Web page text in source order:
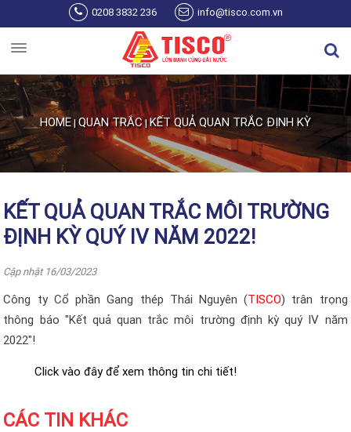
Skip to main content0208 3832 236 info@tisco.com.vn
You are here
HOME|QUAN TRẮC|KẾT QUẢ QUAN TRẮC ĐỊNH KỲ
KẾT QUẢ QUAN TRẮC MÔI TRƯỜNG
ĐỊNH KỲ QUÝ IV NĂM 2022!
Cập nhật 16/03/2023
Công ty Cổ phần Gang thép Thái Nguyên (TISCO) trân trọng
thông báo "Kết quả quan trắc môi trường định kỳ quý IV năm
2022"!
Click vào đây để xem thông tin chi tiết!
CÁC TIN KHÁC